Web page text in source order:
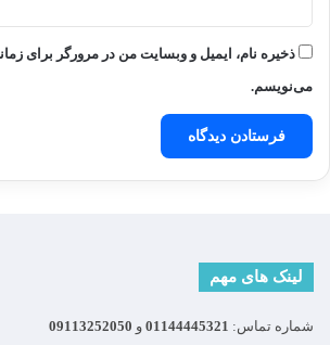
ذخیره نام، ایمیل و وبسایت من در مرورگر برای
می‌نویسم.
لینک های مهم
شماره تماس: 01144445321 و 09113252050